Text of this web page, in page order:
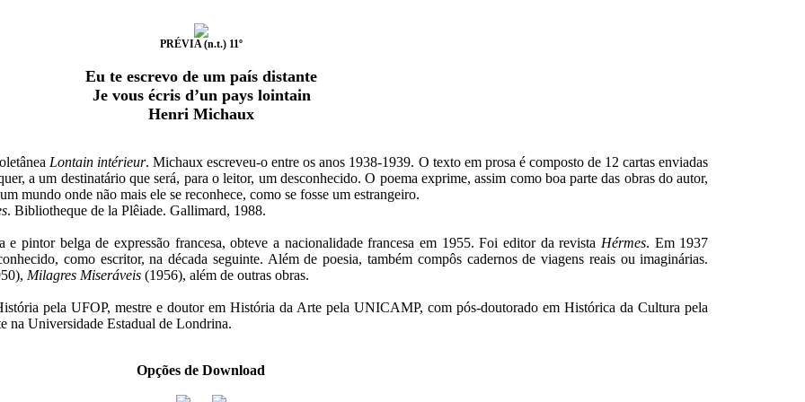
PRÉVIA (n.t.) 11º
Eu te escrevo de um país distante
Je vous écris d’un pays lointain
Henri Michaux
Lontain intérieur. Michaux escreveu-o entre os anos 1938-1939. O texto em prosa é composto de 12 cartas enviadas
a um destinatário que será, para o leitor, um desconhecido. O poema exprime, assim como boa parte das obras do autor,
mundo onde não mais ele se reconhece, como se fosse um estrangeiro.
. Bibliotheque de la Plêiade. Gallimard, 1988.
pintor belga de expressão francesa, obteve a nacionalidade francesa em 1955. Foi editor da revista Hérmes. Em 1937
como escritor, na década seguinte. Além de poesia, também compôs cadernos de viagens reais ou imaginárias.
Milagres Miseráveis(1956), além de outras obras.
pela UFOP, mestre e doutor em História da Arte pela UNICAMP, com pós-doutorado em Histórica da Cultura pela
na Universidade Estadual de Londrina.
Opções de Download